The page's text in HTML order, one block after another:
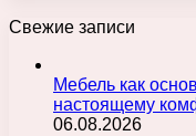
Свежие записи
Мебель как
настоящему
06.08.2026